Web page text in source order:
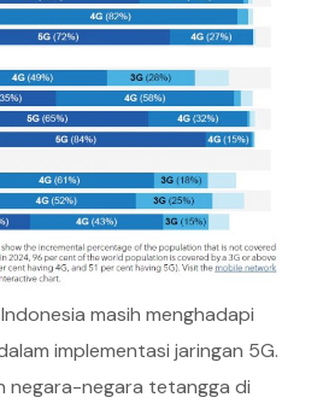
masih menghadapi
implementasi jaringan 5G.
negara-negara tetangga di